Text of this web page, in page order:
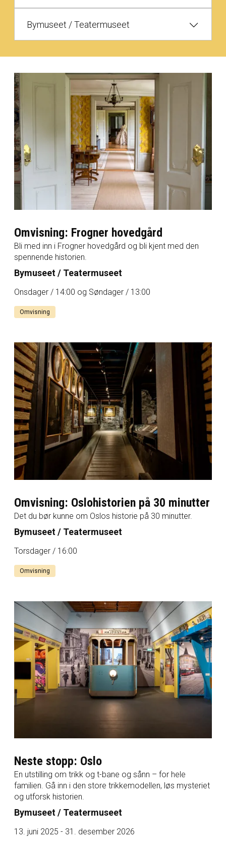
Bymuseet / Teatermuseet
Omvisning: Frogner hovedgård
Bli med inn i Frogner hovedgård og bli kjent med den
spennende historien.
Bymuseet / Teatermuseet
Onsdager / 14:00 og Søndager / 13:00
Omvisning
Omvisning: Oslohistorien på 30 minutter
Det du bør kunne om Oslos historie på 30 minutter.
Bymuseet / Teatermuseet
Torsdager / 16:00
Omvisning
Neste stopp: Oslo
En utstilling om trikk og t-bane og sånn – for hele
familien. Gå inn i den store trikkemodellen, løs mysteriet
og utforsk historien.
Bymuseet / Teatermuseet
13. juni 2025 - 31. desember 2026